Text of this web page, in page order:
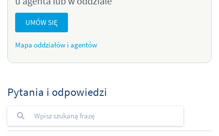
UMÓW SIĘ
Mapa oddziałów i agentów
Pytania i odpowiedzi